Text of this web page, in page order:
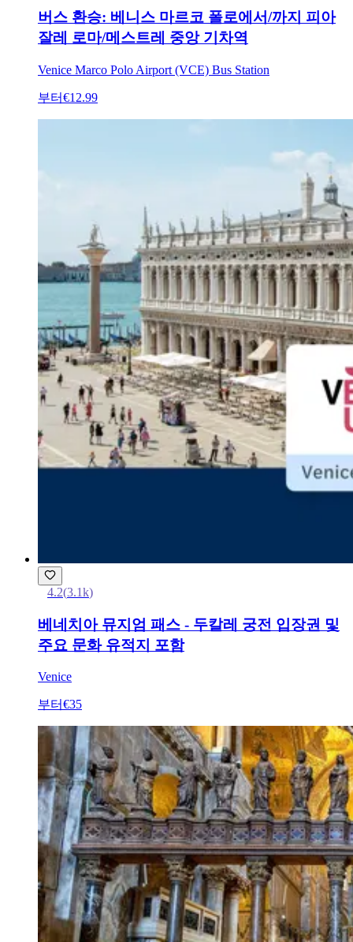
버스 환승: 베니스 마르코 폴로에서/까지 피아
잘레 로마/메스트레 중앙 기차역
Venice Marco Polo Airport (VCE) Bus Station
부터€12.99
4.2(3.1k)
베네치아 뮤지엄 패스 - 두칼레 궁전 입장권 및
주요 문화 유적지 포함
Venice
부터€35